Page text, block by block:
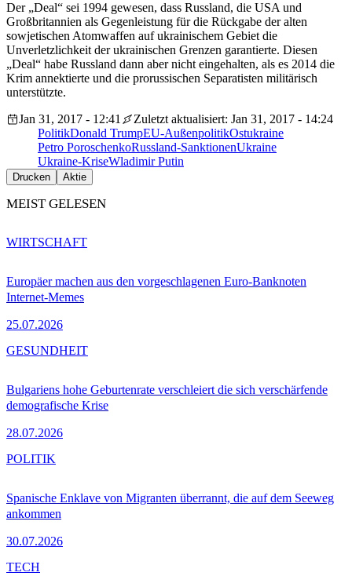
Der „Deal“ sei 1994 gewesen, dass Russland, die USA und
Großbritannien als Gegenleistung für die Rückgabe der alten
sowjetischen Atomwaffen auf ukrainischem Gebiet die
Unverletzlichkeit der ukrainischen Grenzen garantierte. Diesen
„Deal“ habe Russland dann aber nicht eingehalten, als es 2014 die
Krim annektierte und die prorussischen Separatisten militärisch
unterstützte.
Jan 31, 2017 - 12:41
Zuletzt aktualisiert: Jan 31, 2017 - 14:24
PolitikDonald TrumpEU-AußenpolitikOstukraine
Petro PoroschenkoRussland-SanktionenUkraine
Ukraine-KriseWladimir Putin
Drucken Aktie
MEIST GELESEN
Europäer machen aus den vorgeschlagenen Euro-Banknoten
Internet-Memes
25.07.2026
WIRTSCHAFT
Bulgariens hohe Geburtenrate verschleiert die sich verschärfende
demografische Krise
28.07.2026
GESUNDHEIT
Spanische Enklave von Migranten überrannt, die auf dem Seeweg
ankommen
30.07.2026
POLITIK
TECH